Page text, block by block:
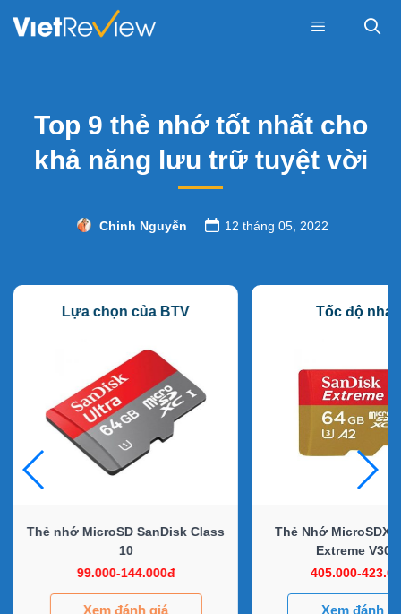
Top 9 thẻ nhớ tốt nhất cho
khả năng lưu trữ tuyệt vời
Chinh Nguyễn 12 tháng 05, 2022
Lựa chọn của BTV
Thẻ nhớ MicroSD SanDisk Class
10
99.000-144.000đ
Xem đánh giá
Tốc độ
Thẻ Nhớ
Extreme V30
405.000-
Xem đánh